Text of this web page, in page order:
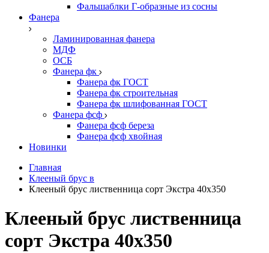
Фальшаблки Г-образные из сосны
Фанера
Ламинированная фанера
МДФ
ОСБ
Фанера фк
Фанера фк ГОСТ
Фанера фк строительная
Фанера фк шлифованная ГОСТ
Фанера фсф
Фанера фсф береза
Фанера фсф хвойная
Новинки
Главная
Клееный брус в
Клееный брус лиственница сорт Экстра 40х350
Клееный брус лиственница
сорт Экстра 40х350